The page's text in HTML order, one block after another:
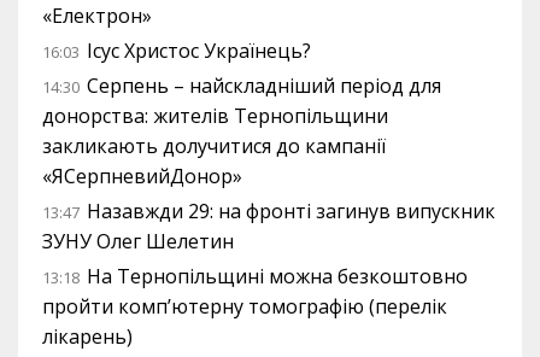
«Електрон»
16:03 Ісус Христос Українець?
14:30 Серпень – найскладніший період для
донорства: жителів Тернопільщини
закликають долучитися до кампанії
«ЯСерпневийДонор»
13:47 Назавжди 29: на фронті загинув випускник
ЗУНУ Олег Шелетин
13:18 На Тернопільщині можна безкоштовно
пройти комп’ютерну томографію (перелік
лікарень)